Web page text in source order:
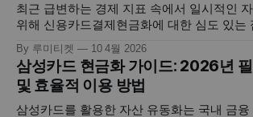
최근 급변하는 경제 지표 속에서 일시적인
위해 신용카드결제현금화에 대한 심도 있는
는 분들이 지속적으로 증가하고 있습니다. 이는 단순한 소비
패턴을 넘어, 개인이 보유한 신용 공여 기능
용하여 당면한 재무적 목표를 달성하는 현대
법의 일환입니다. 하지만 고도화된 핀테크 환경 속에서 올바른
지식 없이 접근할
By 루미티켓 10 4월 2026
삼성카드 현금화 가이드: 2026년
및 효율적 이용 방법
삼성카드를 활용한 자산 유동화는 국내 금